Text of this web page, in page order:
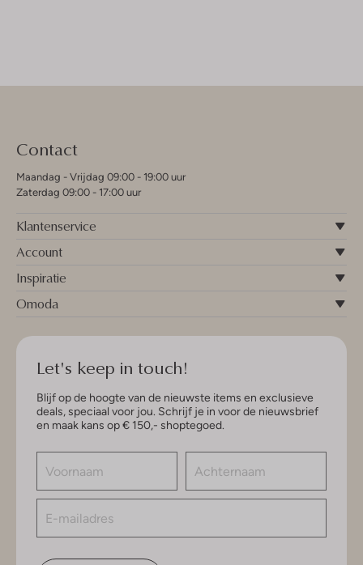
Contact
Maandag - Vrijdag 09:00 - 19:00 uur
Zaterdag 09:00 - 17:00 uur
Klantenservice
Account
Inspiratie
Omoda
Let's keep in touch!
Blijf op de hoogte van de nieuwste items en exclusieve
deals, speciaal voor jou. Schrijf je in voor de nieuwsbrief
en maak kans op € 150,- shoptegoed.